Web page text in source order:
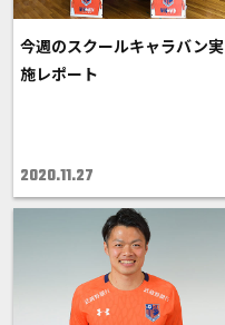
今週のスクールキャラバン実
施レポート
2020.11.27